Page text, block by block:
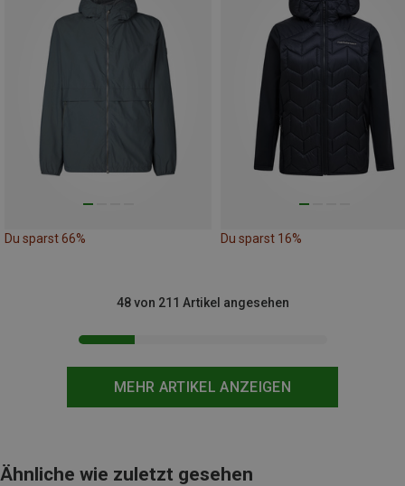
Du sparst 66% Du sparst 16%
MEHR ARTIKEL ANZEIGEN
48 von 211 Artikel angesehen
Ähnliche wie zuletzt gesehen